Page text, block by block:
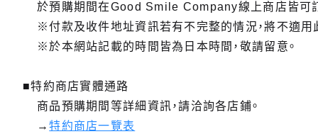
於預購期間在Good Smile Company線上商店皆可訂
※付款及收件地址資訊若有不完整的情況，將不適用
※於本網站記載的時間皆為日本時間，敬請留意。
■特約商店實體通路
商品預購期間等詳細資訊，請洽詢各店鋪。
→特約商店一覽表